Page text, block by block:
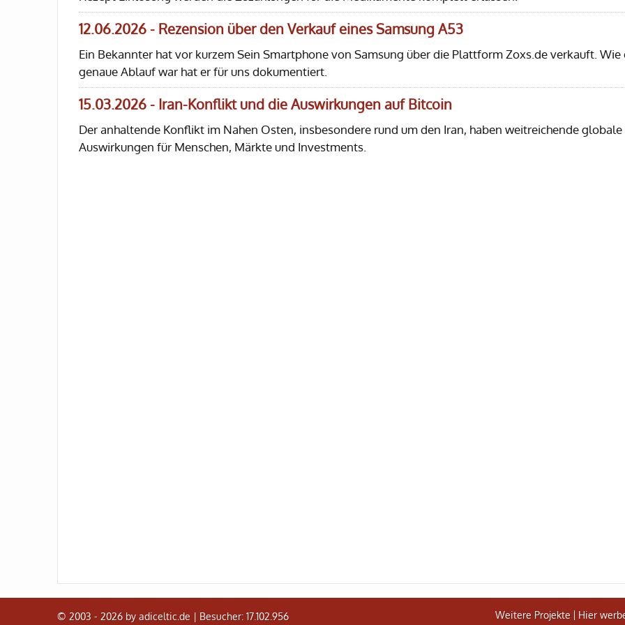
12.06.2026 - Rezension über den Verkauf eines Samsung A53
Ein Bekannter hat vor kurzem Sein Smartphone von Samsung über die Plattform Zoxs.de verkauft. Wie
genaue Ablauf war hat er für uns dokumentiert.
15.03.2026 - Iran-Konflikt und die Auswirkungen auf Bitcoin
Der anhaltende Konflikt im Nahen Osten, insbesondere rund um den Iran, haben weitreichende globale
Auswirkungen für Menschen, Märkte und Investments.
© 2003 - 2026 by adiceltic.de | Besucher: 17.102.956 Weitere Projekte Hier